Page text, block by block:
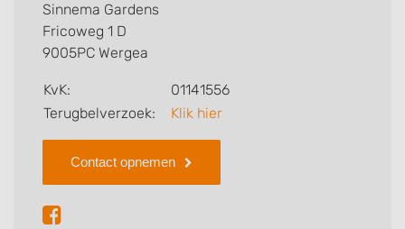
als u al ervaring heeft met dit bedrijf.
Zoekt u een ander bedrijf? Bekijk dan andere
hoveniers en bedrijven inWergea
Sinnema Gardens
Fricoweg 1 D
9005PC Wergea
KvK:
01141556
Terugbelverzoek:
Klik hier
Contact opnemen